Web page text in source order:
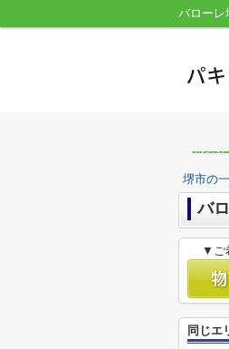
バロー
堺市の
バ
▼ご
同じエ